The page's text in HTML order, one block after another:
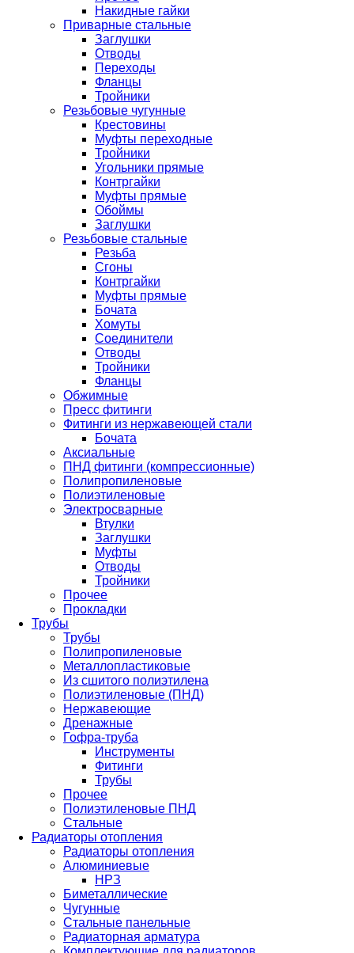
Накидные гайки
Приварные стальные
Заглушки
Отводы
Переходы
Фланцы
Тройники
Резьбовые чугунные
Крестовины
Муфты переходные
Тройники
Угольники прямые
Контргайки
Муфты прямые
Обоймы
Заглушки
Резьбовые стальные
Резьба
Сгоны
Контргайки
Муфты прямые
Бочата
Хомуты
Соединители
Отводы
Тройники
Фланцы
Обжимные
Пресс фитинги
Фитинги из нержавеющей стали
Бочата
Аксиальные
ПНД фитинги (компрессионные)
Полипропиленовые
Полиэтиленовые
Электросварные
Втулки
Заглушки
Муфты
Отводы
Тройники
Прочее
Прокладки
Трубы
Трубы
Полипропиленовые
Металлопластиковые
Из сшитого полиэтилена
Полиэтиленовые (ПНД)
Нержавеющие
Дренажные
Гофра-труба
Инструменты
Фитинги
Трубы
Прочее
Полиэтиленовые ПНД
Стальные
Радиаторы отопления
Радиаторы отопления
Алюминиевые
НРЗ
Биметаллические
Чугунные
Стальные панельные
Радиаторная арматура